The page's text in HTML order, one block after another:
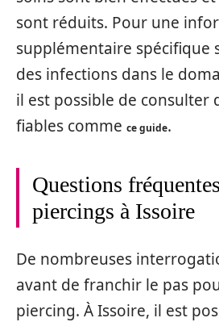
sont réduits. Pour une
supplémentaire spécifique
des infections dans le
il est possible de consulter
fiables comme ce guide.
Questions
piercings à Issoire
De nombreuses
avant de franchir le pas
piercing. À Issoire, il est